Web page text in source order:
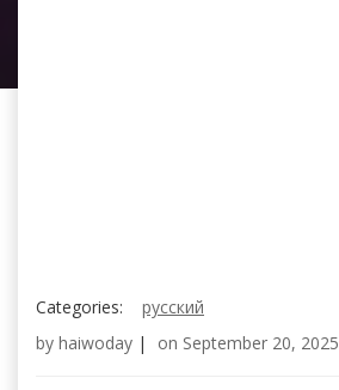
Categories:
русский
by haiwoday | on September 20, 2025